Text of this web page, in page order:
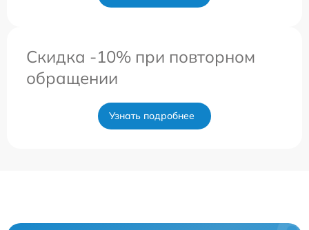
Скидка -10% при повторном
обращении
Узнать подробнее